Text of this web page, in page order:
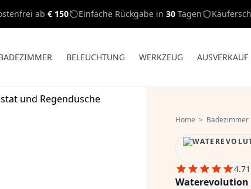
ab € 150 Einfache Rückgabe in 30 Tagen
BELEUCHTUNG WERKZEUG AUSVERKAUF
Home > Badezimmer
4.71